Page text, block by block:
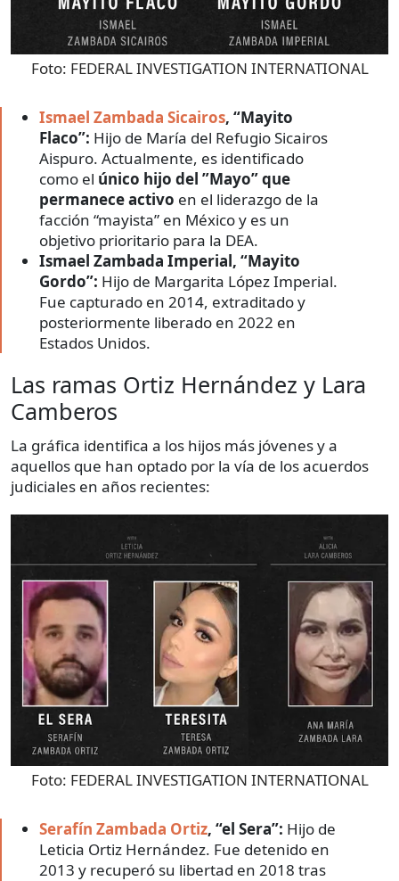
Foto: FEDERAL INVESTIGATION INTERNATIONAL
Ismael Zambada Sicairos, “Mayito
Flaco”: Hijo de María del Refugio Sicairos
Aispuro. Actualmente, es identificado
como el único hijo del ”Mayo” que
permanece activo en el liderazgo de la
facción “mayista” en México y es un
objetivo prioritario para la DEA.
Ismael Zambada Imperial, “Mayito
Gordo”: Hijo de Margarita López Imperial.
Fue capturado en 2014, extraditado y
posteriormente liberado en 2022 en
Estados Unidos.
Las ramas Ortiz Hernández y Lara
Camberos
La gráfica identifica a los hijos más jóvenes y a
aquellos que han optado por la vía de los acuerdos
judiciales en años recientes:
Foto: FEDERAL INVESTIGATION INTERNATIONAL
Serafín Zambada Ortiz, “el Sera”: Hijo de
Leticia Ortiz Hernández. Fue detenido en
2013 y recuperó su libertad en 2018 tras